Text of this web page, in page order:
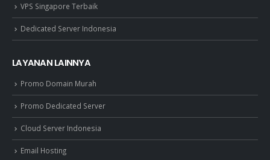
VPS Singapore Terbaik
Dedicated Server Indonesia
LAYANAN LAINNYA
Promo Domain Murah
Promo Dedicated Server
Cloud Server Indonesia
Email Hosting